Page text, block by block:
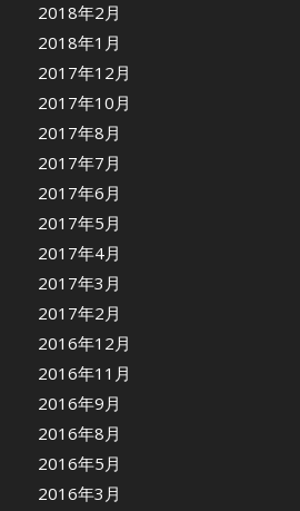
2018年2月
2018年1月
2017年12月
2017年10月
2017年8月
2017年7月
2017年6月
2017年5月
2017年4月
2017年3月
2017年2月
2016年12月
2016年11月
2016年9月
2016年8月
2016年5月
2016年3月